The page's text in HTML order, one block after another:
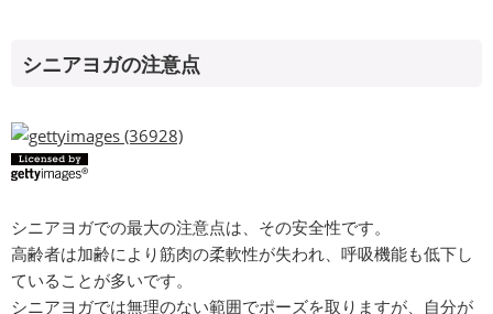
シニアヨガの注意点
シニアヨガでの最大の注意点は、その安全性です。
高齢者は加齢により筋肉の柔軟性が失われ、呼吸機能も低下し
ていることが多いです。
シニアヨガでは無理のない範囲でポーズを取りますが、自分が